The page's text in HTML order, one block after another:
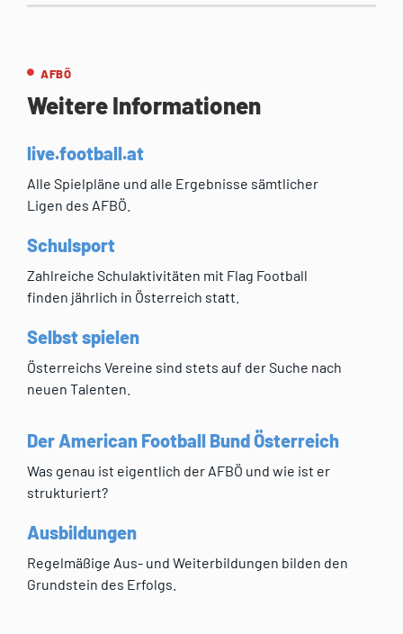
AFBÖ
Weitere Informationen
live.football.at
Alle Spielpläne und alle Ergebnisse sämtlicher
Ligen des AFBÖ.
Schulsport
Zahlreiche Schulaktivitäten mit Flag Football
finden jährlich in Österreich statt.
Selbst spielen
Österreichs Vereine sind stets auf der Suche nach
neuen Talenten.
Der American Football Bund Österreich
Was genau ist eigentlich der AFBÖ und wie ist er
strukturiert?
Ausbildungen
Regelmäßige Aus- und Weiterbildungen bilden den
Grundstein des Erfolgs.